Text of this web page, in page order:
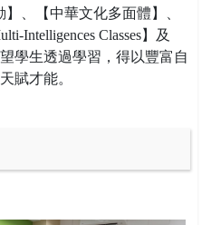
、【中華文化多面體】、
Intelligences Classes】及
學生透過學習，得以豐富自
賦才能。